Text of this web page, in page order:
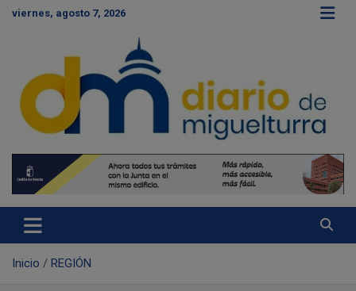
e
i
viernes, agosto 7, 2026
Diario de Miguelturra
Inicio REGIÓN